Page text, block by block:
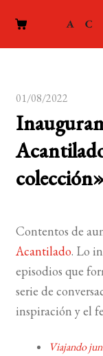
01/08/2022
Contentos de
Acantilado. Lo
episodios que
serie de
inspiración y el
Viajando